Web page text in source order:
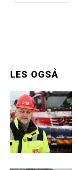
LES OGSÅ